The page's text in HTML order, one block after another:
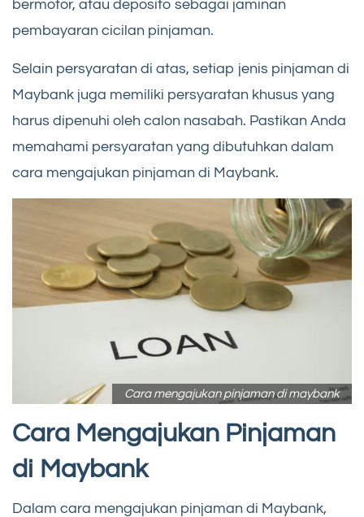
bermotor, atau deposito sebagai jaminan
pembayaran cicilan pinjaman.
Selain persyaratan di atas, setiap jenis pinjaman di
Maybank juga memiliki persyaratan khusus yang
harus dipenuhi oleh calon nasabah. Pastikan Anda
memahami persyaratan yang dibutuhkan dalam
cara mengajukan pinjaman di Maybank.
Cara mengajukan pinjaman di maybank
Cara Mengajukan Pinjaman
di Maybank
Dalam cara mengajukan pinjaman di Maybank,